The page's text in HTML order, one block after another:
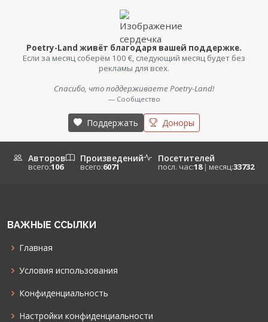
Poetry-Land живёт благодаря вашей поддержке.
Если за месяц соберём 100 €, следующий месяц будет без
рекламы для всех.
Спасибо, что поддерживаете Poetry-Land!
— Сообщество
Поддержать Доноры
Авторов
всего:106
Произведений
всего:6071
Посетителей
посл. час:18 | месяц:33732
ВАЖНЫЕ ССЫЛКИ
Главная
Условия использования
Конфиденциальность
Настройки конфиденциальности